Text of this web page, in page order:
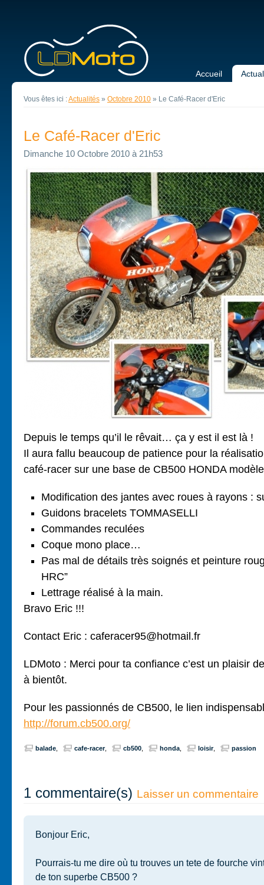
Accueil
Vous êtes ici :Actualités » Octobre 2010 » Le Café-Racer d'Eric
Le Café-Racer d'Eric
Dimanche 10 Octobre 2010 à 21h53
Depuis le temps qu’il le rêvait… ça y est il est là !
Il aura fallu beaucoup de patience pour la
café-racer sur une base de CB500 HONDA
Modification des jantes avec roues à rayons :
Guidons bracelets TOMMASELLI
Commandes reculées
Coque mono place…
Pas mal de détails très soignés et peinture
HRC”
Lettrage réalisé à la main.
Bravo Eric !!!
Contact Eric : caferacer95@hotmail.fr
LDMoto : Merci pour ta confiance c’est un plaisir
à bientôt.
Pour les passionnés de CB500, le lien
http://forum.cb500.org/
balade cafe-racer cb500 honda loisir passion
1 commentaire(s) Laisser un commentaire
Bonjour Eric,
Pourrais-tu me dire où tu trouves un tete de fourche
de ton superbe CB500 ?